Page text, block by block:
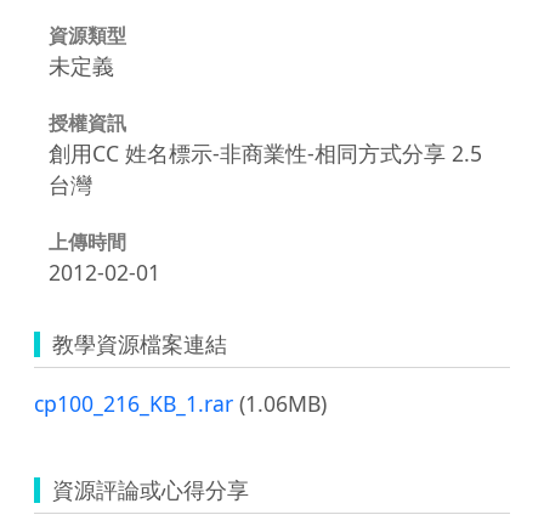
資源類型
未定義
授權資訊
創用CC 姓名標示-非商業性-相同方式分享 2.5
台灣
上傳時間
2012-02-01
教學資源檔案連結
cp100_216_KB_1.rar (1.06MB)
資源評論或心得分享